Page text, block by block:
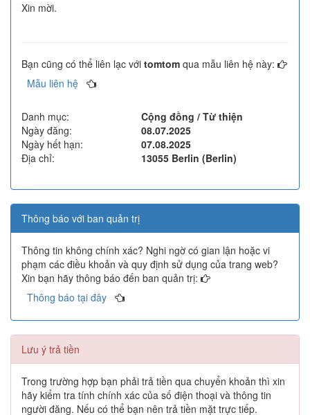
Xin mời.
Bạn cũng có thể liên lạc với tomtom qua mẫu liên hệ này:
Mẫu liên hệ
Danh mục:
Cộng đồng / Từ thiện
Ngày đăng:
08.07.2025
Ngày hết hạn:
07.08.2025
Địa chỉ:
13055 Berlin (Berlin)
Thông báo với ban quản trị
Thông tin không chính xác? Nghi ngờ có gian lận hoặc vi
phạm các điều khoản và quy định sử dụng của trang web?
Xin bạn hãy thông báo đến ban quản trị:
Thông báo tại đây
Lưu ý trả tiền
Trong trường hợp bạn phải trả tiền qua chuyển khoản thì xin
hãy kiểm tra tính chính xác của số điện thoại và thông tin
người đăng. Nếu có thể bạn nên trả tiền mặt trực tiếp.